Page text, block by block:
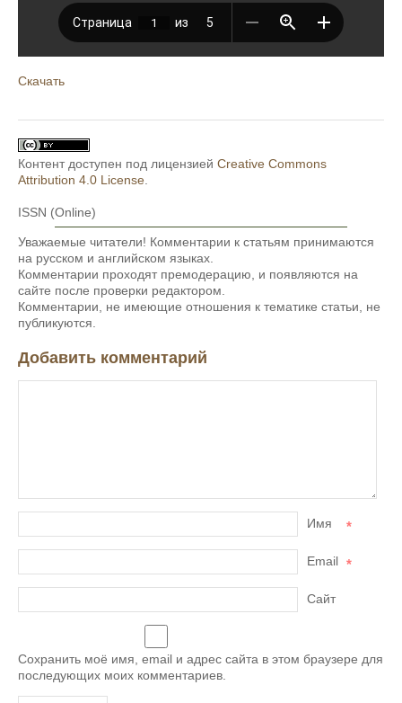
Скачать
Контент доступен под лицензией Creative Commons
Attribution 4.0 License
ISSN (Online)
Уважаемые читатели! Комментарии к статьям принимаются
на русском и английском языках.
Комментарии проходят премодерацию, и появляются на
сайте после проверки редактором.
Комментарии, не имеющие отношения к тематике статьи, не
публикуются.
Добавить комментарий
Имя *
Email *
Сайт
Сохранить моё имя, email и адрес сайта в этом браузере для
последующих моих комментариев.